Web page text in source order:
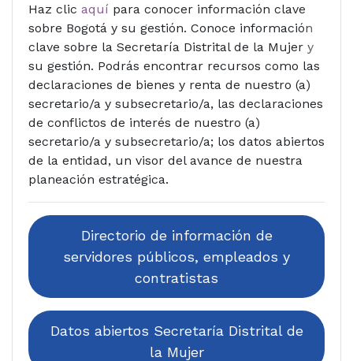
Haz clic aquí para conocer información clave
sobre Bogotá y su gestión. Conoce información
clave sobre la Secretaría Distrital de la Mujer y
su gestión. Podrás encontrar recursos como las
declaraciones de bienes y renta de nuestro (a)
secretario/a y subsecretario/a, las declaraciones
de conflictos de interés de nuestro (a)
secretario/a y subsecretario/a; los datos abiertos
de la entidad, un visor del avance de nuestra
planeación estratégica.
Directorio de información de
servidores públicos, empleados y
contratistas
Datos abiertos Secretaría Distrital de
la Mujer